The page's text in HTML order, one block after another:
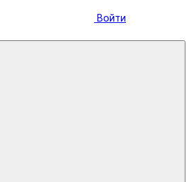
Войти